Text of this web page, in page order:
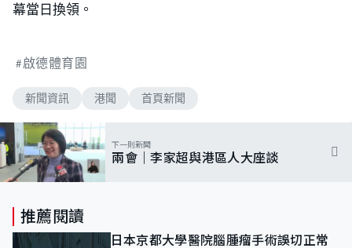
幕當日換領。
啟德體育園
新聞資訊 港聞 首頁新聞
下一則新聞
兩會｜李家超與港區人大座談
推薦閱讀
日本京都大學醫院腦腫瘤手術誤切正常